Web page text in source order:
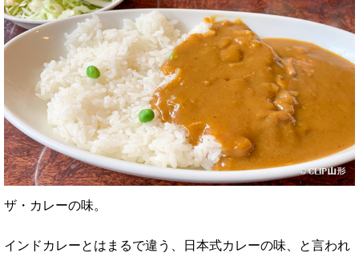
ザ・カレーの味。
インドカレーとはまるで違う、日本式カレーの味、と言われ